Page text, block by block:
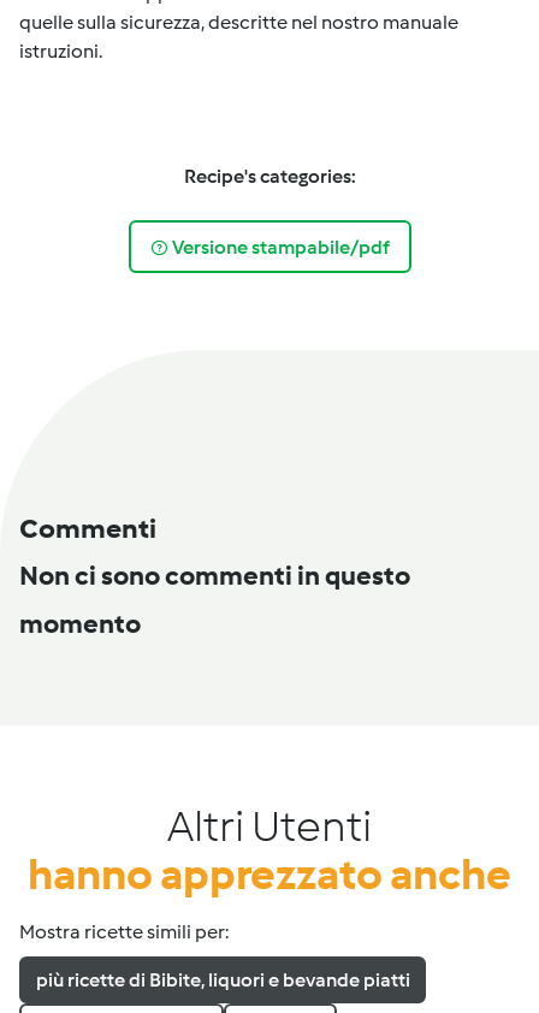
quelle sulla sicurezza, descritte nel nostro manuale
istruzioni.
Recipe's categories:
Versione stampabile/pdf
Commenti
Non ci sono commenti in questo
momento
Altri Utenti
hanno apprezzato anche
Mostra ricette simili per:
più ricette di Bibite, liquori e bevande piatti